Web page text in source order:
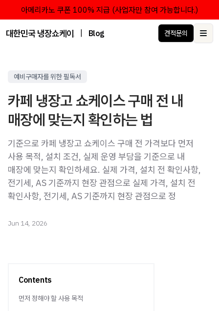
아메리카노 쿠폰 100% 지급 (사업자만 참여 가능합니다.)
대한민국 냉장쇼케이스 점유율 1위 브랜드 한성쇼케이스
Blog 견적문의
예비구매자를 위한 필독서
카페 냉장고 쇼케이스 구매 전 내
매장에 맞는지 확인하는 법
기준으로 카페 냉장고 쇼케이스 구매 전 가격보다 먼저
사용 목적, 설치 조건, 실제 운영 부담을 기준으로 내
매장에 맞는지 확인하세요. 실제 가격, 설치 전 확인사항,
전기세, AS 기준까지 현장 관점으로 실제 가격, 설치 전
확인사항, 전기세, AS 기준까지 현장 관점으로 정
Jun 14, 2026
Contents
먼저 정해야 할 사용 목적